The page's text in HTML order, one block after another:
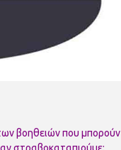
βοηθειών που μπορούν
αν στραβοκαταπιούμε;